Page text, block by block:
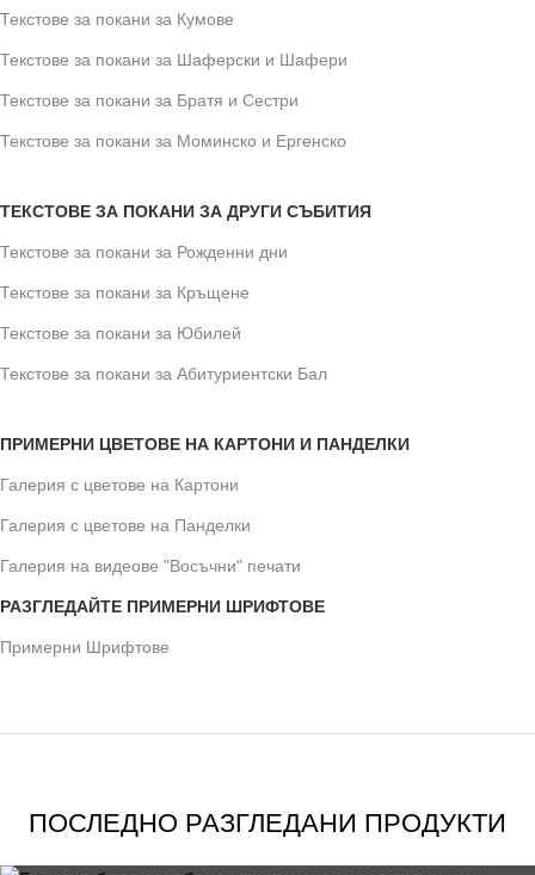
Текстове за покани за Кумове
Текстове за покани за Шаферски и Шафери
Текстове за покани за Братя и Сестри
Текстове за покани за Моминско и Ергенско
ТЕКСТОВЕ ЗА ПОКАНИ ЗА ДРУГИ СЪБИТИЯ
Текстове за покани за Рожденни дни
Текстове за покани за Кръщене
Текстове за покани за Юбилей
Текстове за покани за Абитуриентски Бал
ПРИМЕРНИ ЦВЕТОВЕ НА КАРТОНИ И ПАНДЕЛКИ
Галерия с цветове на Картони
Галерия с цветове на Панделки
Галерия на видеове "Восъчни" печати
РАЗГЛЕДАЙТЕ ПРИМЕРНИ ШРИФТОВЕ
Примерни Шрифтове
ПОСЛЕДНО РАЗГЛЕДАНИ ПРОДУКТИ